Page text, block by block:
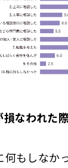
なわれた
何もしなか